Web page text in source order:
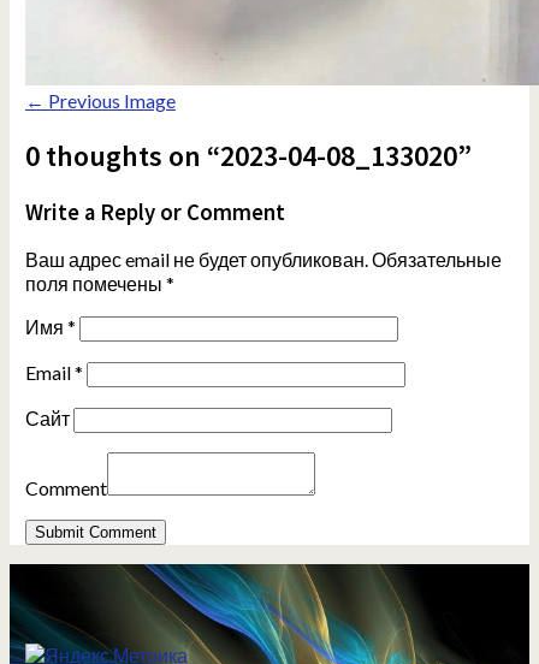
← Previous Image
0 thoughts on “2023-04-08_133020”
Write a Reply or Comment
Ваш адрес email не будет опубликован.Обязательные
поля помечены *
Имя *
Email*
Сайт
Comment